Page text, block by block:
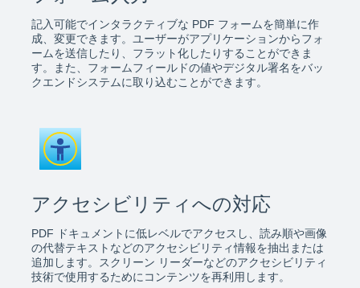
記入可能でインタラクティブな PDF フォームを簡単に作
成、変更できます。ユーザーがアプリケーションからフォ
ームを送信したり、フラット化したりすることができま
す。また、フォームフィールドの値やデジタル署名をバッ
クエンドシステムに取り込むことができます。
アクセシビリティへの対応
PDF ドキュメントに低レベルでアクセスし、読み順や画像
の代替テキストなどのアクセシビリティ情報を抽出または
追加します。スクリーン リーダーなどのアクセシビリティ
技術で使用するためにコンテンツを再利用します。